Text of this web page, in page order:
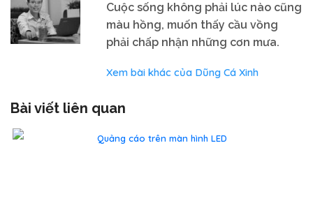
Cuộc sống không phải lúc nào cũng
màu hồng, muốn thấy cầu vồng
phải chấp nhận những cơn mưa.
Xem bài khác của Dũng Cá Xinh
Bài viết liên quan